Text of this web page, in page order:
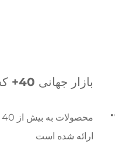
بازار جهانی 40+ کشور و منطقه صادرکننده
ارائه شده است